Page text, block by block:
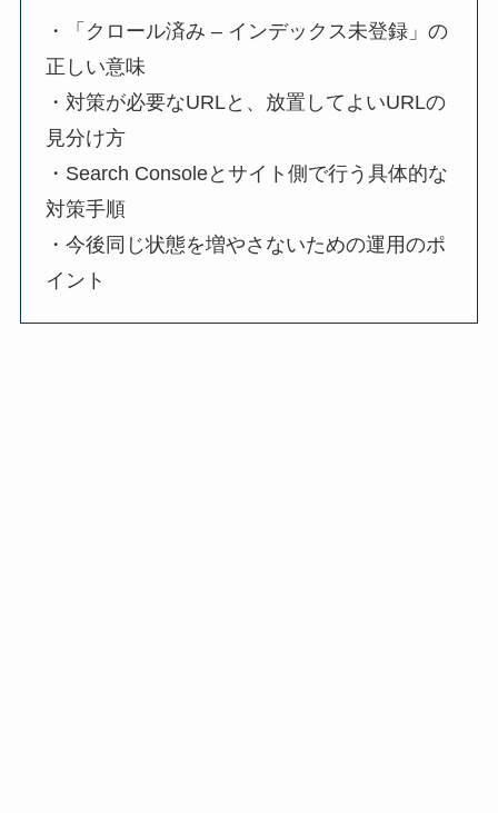
・「クロール済み – インデックス未登録」の
正しい意味
・対策が必要なURLと、放置してよいURLの
見分け方
・Search Consoleとサイト側で行う具体的な
対策手順
・今後同じ状態を増やさないための運用のポ
イント